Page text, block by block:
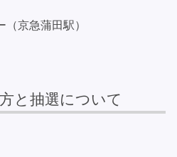
（京急蒲田駅）
と抽選について